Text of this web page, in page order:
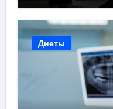
Диеты